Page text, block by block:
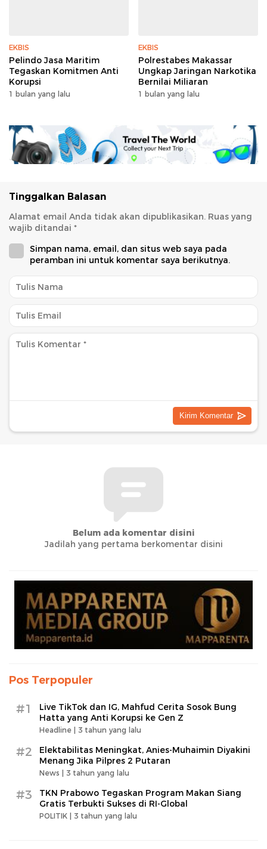
EKBIS
Pelindo Jasa Maritim
Tegaskan Komitmen Anti
Korupsi
1 bulan yang lalu
EKBIS
Polrestabes Makassar
Ungkap Jaringan Narkotika
Bernilai Miliaran
1 bulan yang lalu
Tinggalkan Balasan
Alamat email Anda tidak akan dipublikasikan. Ruas yang
wajib ditandai *
Simpan nama, email, dan situs web saya pada
peramban ini untuk komentar saya berikutnya.
Belum ada komentar disini
Jadilah yang pertama berkomentar disini
Pos Terpopuler
#1
Live TikTok dan IG, Mahfud Cerita Sosok Bung
Hatta yang Anti Korupsi ke Gen Z
Headline | 3 tahun yang lalu
#2
Elektabilitas Meningkat, Anies-Muhaimin Diyakini
Menang Jika Pilpres 2 Putaran
News | 3 tahun yang lalu
#3
TKN Prabowo Tegaskan Program Makan Siang
Gratis Terbukti Sukses di RI-Global
POLITIK | 3 tahun yang lalu